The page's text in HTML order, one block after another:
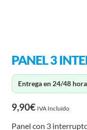
PANEL 3
Entrega en 24/48
9,90€ IVA Incluído
Panel con 3